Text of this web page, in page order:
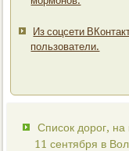
Из соцсети
пользователи.
Список дорог,
11 сентября в